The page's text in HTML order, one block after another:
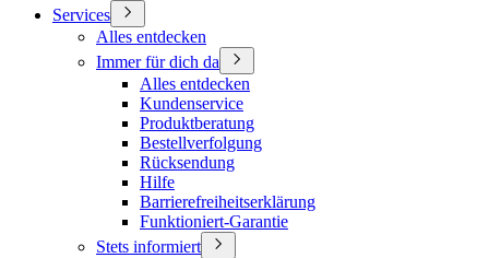
Services
Alles entdecken
Immer für dich da
Alles entdecken
Kundenservice
Produktberatung
Bestellverfolgung
Rücksendung
Hilfe
Barrierefreiheitserklärung
Funktioniert-Garantie
Stets informiert